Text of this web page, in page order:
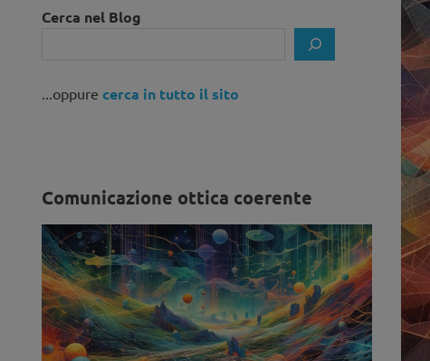
Cerca nel Blog
...oppurecerca in tutto il sito
Comunicazione ottica coerente